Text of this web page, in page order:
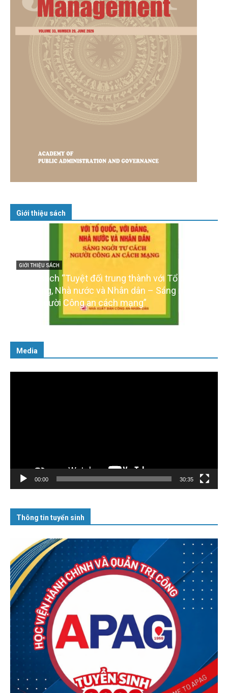
Giới thiệu sách
GIỚI THIỆU SÁCH
Ra mắt ba cuốn sách ảnh chào mừng Đại hội XIV
của Đảng
Media
00:00 30:35
Thông tin tuyển sinh